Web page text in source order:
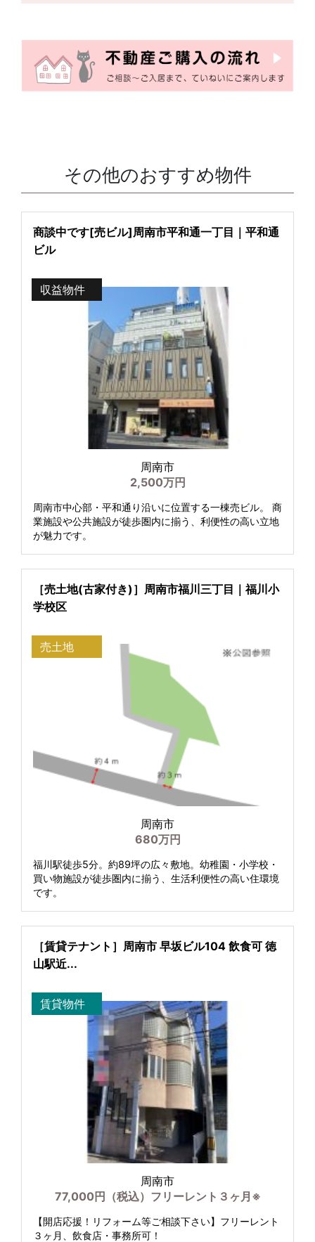
その他のおすすめ物件
商談中です[売ビル]周南市平和通一丁目｜平和通
ビル
収益物件
周南市
2,500万円
周南市中心部・平和通り沿いに位置する一棟売ビル。 商
業施設や公共施設が徒歩圏内に揃う、利便性の高い立地
が魅力です。
［売土地(古家付き)］周南市福川三丁目｜福川小
学校区
売土地
周南市
680万円
福川駅徒歩5分。約89坪の広々敷地。幼稚園・小学校・
買い物施設が徒歩圏内に揃う、生活利便性の高い住環境
です。
［賃貸テナント］周南市 早坂ビル104 飲食可 徳
山駅近...
賃貸物件
周南市
77,000円（税込）フリーレント３ヶ月※
【開店応援！リフォーム等ご相談下さい】フリーレント
３ヶ月、飲食店・事務所可！